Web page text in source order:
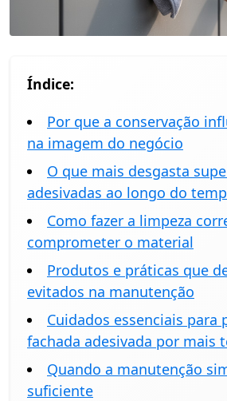
Índice:
Por que a conservação
na imagem do negócio
O que mais desgasta
adesivadas ao longo do
Como fazer a limpeza
comprometer o material
Produtos e práticas que
evitados na manutenção
Cuidados essenciais para
fachada adesivada por mais
Quando a manutenção
suficiente